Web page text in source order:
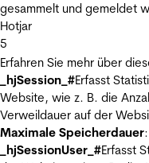
gesammelt und gemeldet
Hotjar
5
Erfahren Sie mehr über
_hjSession_#Erfasst
Website, wie z. B. die
Verweildauer auf der
Maximale Speicherdauer
_hjSessionUser_#Erfasst